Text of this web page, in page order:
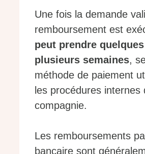
Une fois la demande
remboursement est
peut prendre
plusieurs semaines,
méthode de paiement
les procédures internes
compagnie.
Les remboursements
bancaire sont